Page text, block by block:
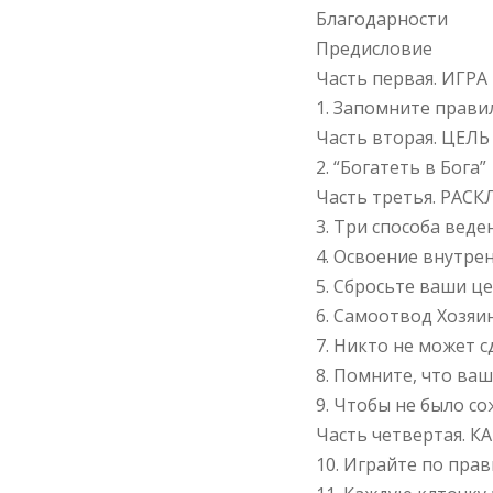
Благодарности
Предисловие
Часть первая. ИГРА
1. Запомните
Часть вторая. ЦЕЛЬ
2. “Богатеть в Бога”
Часть третья.
3. Три способа
4. Освоение
5. Сбросьте ваши
6. Самоотвод
7. Никто не может
8. Помните, что
9. Чтобы не было
Часть четвертая.
10. Играйте по